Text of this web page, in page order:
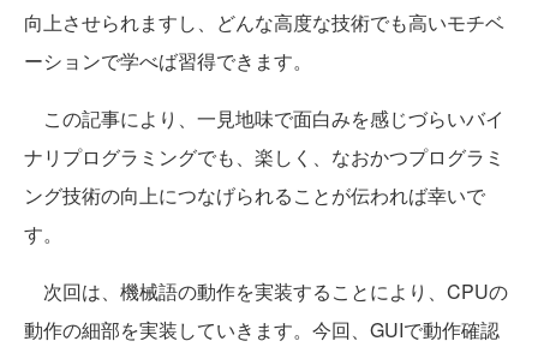
向上させられますし、どんな高度な技術でも高いモチベ
ーションで学べば習得できます。
この記事により、一見地味で面白みを感じづらいバイ
ナリプログラミングでも、楽しく、なおかつプログラミ
ング技術の向上につなげられることが伝われば幸いで
す。
次回は、機械語の動作を実装することにより、CPUの
動作の細部を実装していきます。今回、GUIで動作確認